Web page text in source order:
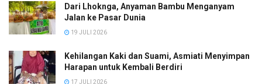
Dari Lhoknga, Anyaman Bambu Menganyam
Jalan ke Pasar Dunia
19 JULI 2026
Kehilangan Kaki dan Suami, Asmiati Menyimpan
Harapan untuk Kembali Berdiri
17 JULI 2026